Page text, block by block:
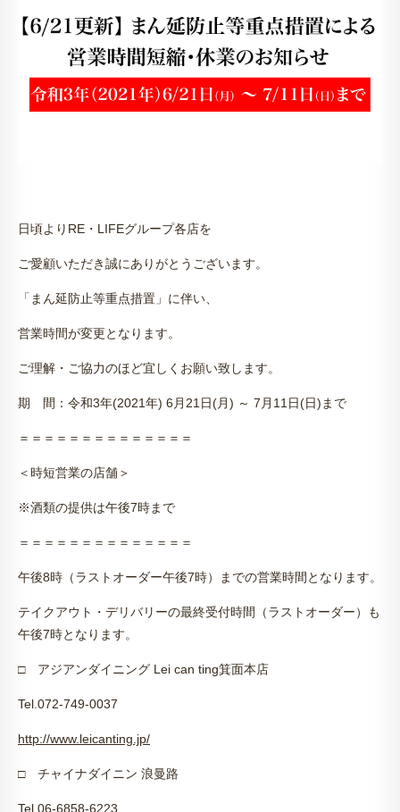
日頃より RE ・ LIFEグループ各店を
ご愛顧いただき誠にありがとうございます。
「まん延防止等重点措置」に伴い、
営業時間が変更となります。
ご理解・ご協力のほど宜しくお願い致します。
期 間：令和3年(2021年) 6月 21 日(月) ～ 7 月 11 日(日)まで
＝＝＝＝＝＝＝＝＝＝＝＝＝＝
＜時短営業の店舗＞
※酒類の提供は午後7時まで
＝＝＝＝＝＝＝＝＝＝＝＝＝＝
午後8時（ラストオーダー午後7時）までの営業時間となります。
テイクアウト・デリバリーの最終受付時間（ラストオーダー）も
午後7時となります。
□アジアンダイニング Lei can ting箕面本店
Tel.072-749-0037
http://www.leicanting.jp/
□チャイナダイニン 浪曼路
Tel.06-6858-6223